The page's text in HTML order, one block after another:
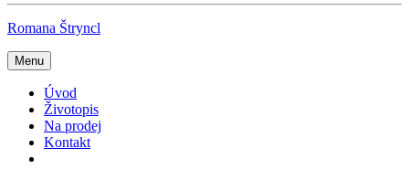
Romana Štryncl
Menu
Úvod
Životopis
Na prodej
Kontakt